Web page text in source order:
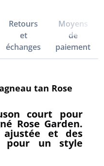
Retours
et
échanges
Moyens
de
paiement
tan Rose
court pour
Rose Garden.
ajustée et des
pour un style